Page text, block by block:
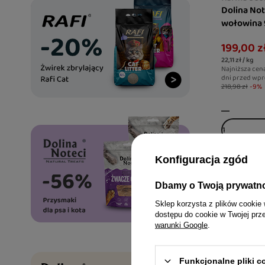
Dolina
wołowina
Harmony
trawienie
199,00
22,11 zł / kg
Najniższa
dni przed
218,98 zł -9%
Konfiguracja zgód
Dbamy o Twoją
Sklep korzysta z plików cookie
dostępu do cookie w Twojej
warunki Google
Funkcjonalne pliki